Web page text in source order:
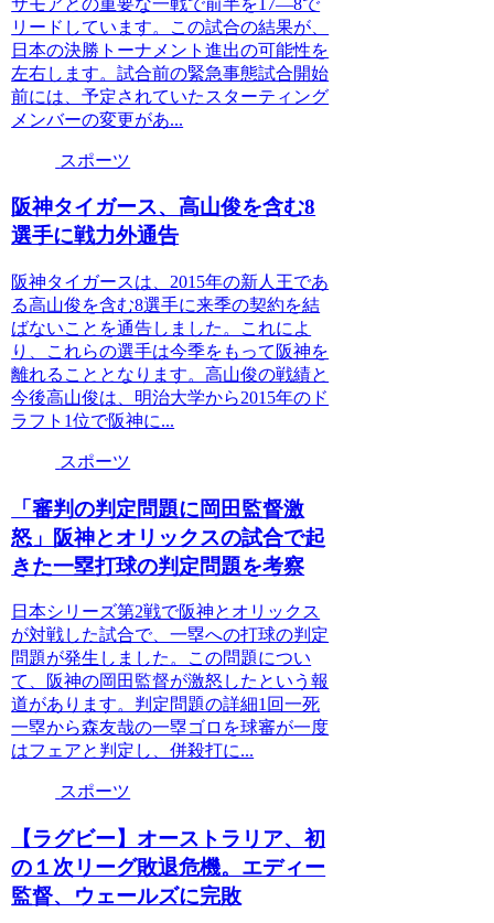
リードしています。この試合の結果が、
日本の決勝トーナメント進出の可能性を
左右します。試合前の緊急事態試合開始
前には、予定されていたスターティング
メンバーの変更があ...
スポーツ
阪神タイガース、高山俊を含む8
選手に戦力外通告
阪神タイガースは、2015年の新人王であ
る高山俊を含む8選手に来季の契約を結
ばないことを通告しました。これによ
り、これらの選手は今季をもって阪神を
離れることとなります。高山俊の戦績と
今後高山俊は、明治大学から2015年のド
ラフト1位で阪神に...
スポーツ
「審判の判定問題に岡田監督激
怒」阪神とオリックスの試合で起
きた一塁打球の判定問題を考察
日本シリーズ第2戦で阪神とオリックス
が対戦した試合で、一塁への打球の判定
問題が発生しました。この問題につい
て、阪神の岡田監督が激怒したという報
道があります。判定問題の詳細1回一死
一塁から森友哉の一塁ゴロを球審が一度
はフェアと判定し、併殺打に...
スポーツ
【ラグビー】オーストラリア、初
の１次リーグ敗退危機。エディー
監督、ウェールズに完敗